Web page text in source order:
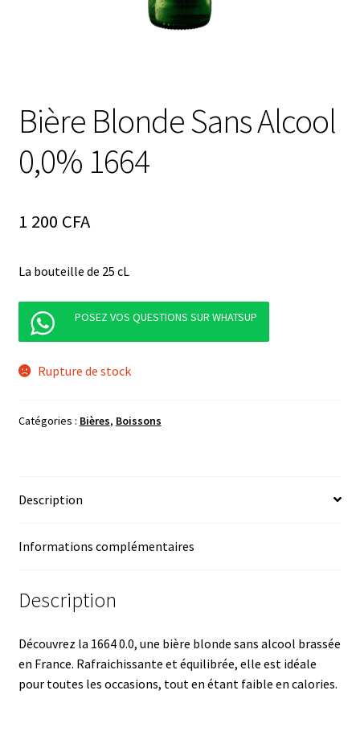
Bière Blonde Sans Alcool
0,0% 1664
1 200 CFA
La bouteille de 25 cL
POSEZ VOS QUESTIONS SUR WHATSUP
Rupture de stock
Catégories : Bières, Boissons
Description
Informations complémentaires
Description
Découvrez la 1664 0.0, une bière blonde sans alcool brassée
en France. Rafraichissante et équilibrée, elle est idéale
pour toutes les occasions, tout en étant faible en calories.